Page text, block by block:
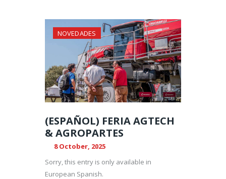
NOVEDADES
(ESPAÑOL) FERIA AGTECH
& AGROPARTES
8 October, 2025
Sorry, this entry is only available in
European Spanish.